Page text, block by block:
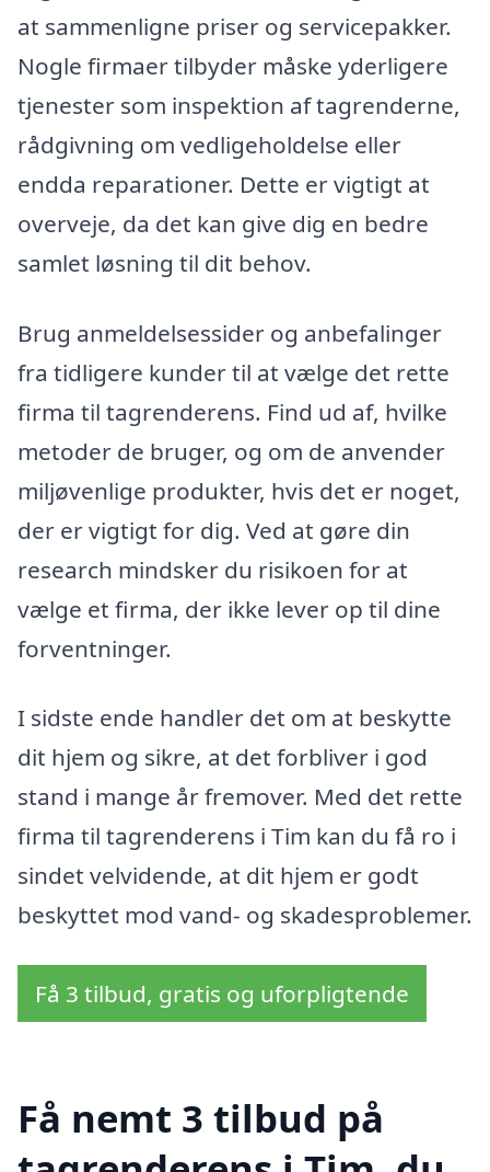
at sammenligne priser og servicepakker.
Nogle firmaer tilbyder måske yderligere
tjenester som inspektion af tagrenderne,
rådgivning om vedligeholdelse eller
endda reparationer. Dette er vigtigt at
overveje, da det kan give dig en bedre
samlet løsning til dit behov.
Brug anmeldelsessider og anbefalinger
fra tidligere kunder til at vælge det rette
firma til tagrenderens. Find ud af, hvilke
metoder de bruger, og om de anvender
miljøvenlige produkter, hvis det er noget,
der er vigtigt for dig. Ved at gøre din
research mindsker du risikoen for at
vælge et firma, der ikke lever op til dine
forventninger.
I sidste ende handler det om at beskytte
dit hjem og sikre, at det forbliver i god
stand i mange år fremover. Med det rette
firma til tagrenderens i Tim kan du få ro i
sindet velvidende, at dit hjem er godt
beskyttet mod vand- og skadesproblemer.
Få 3 tilbud, gratis og uforpligtende
Få nemt 3 tilbud på